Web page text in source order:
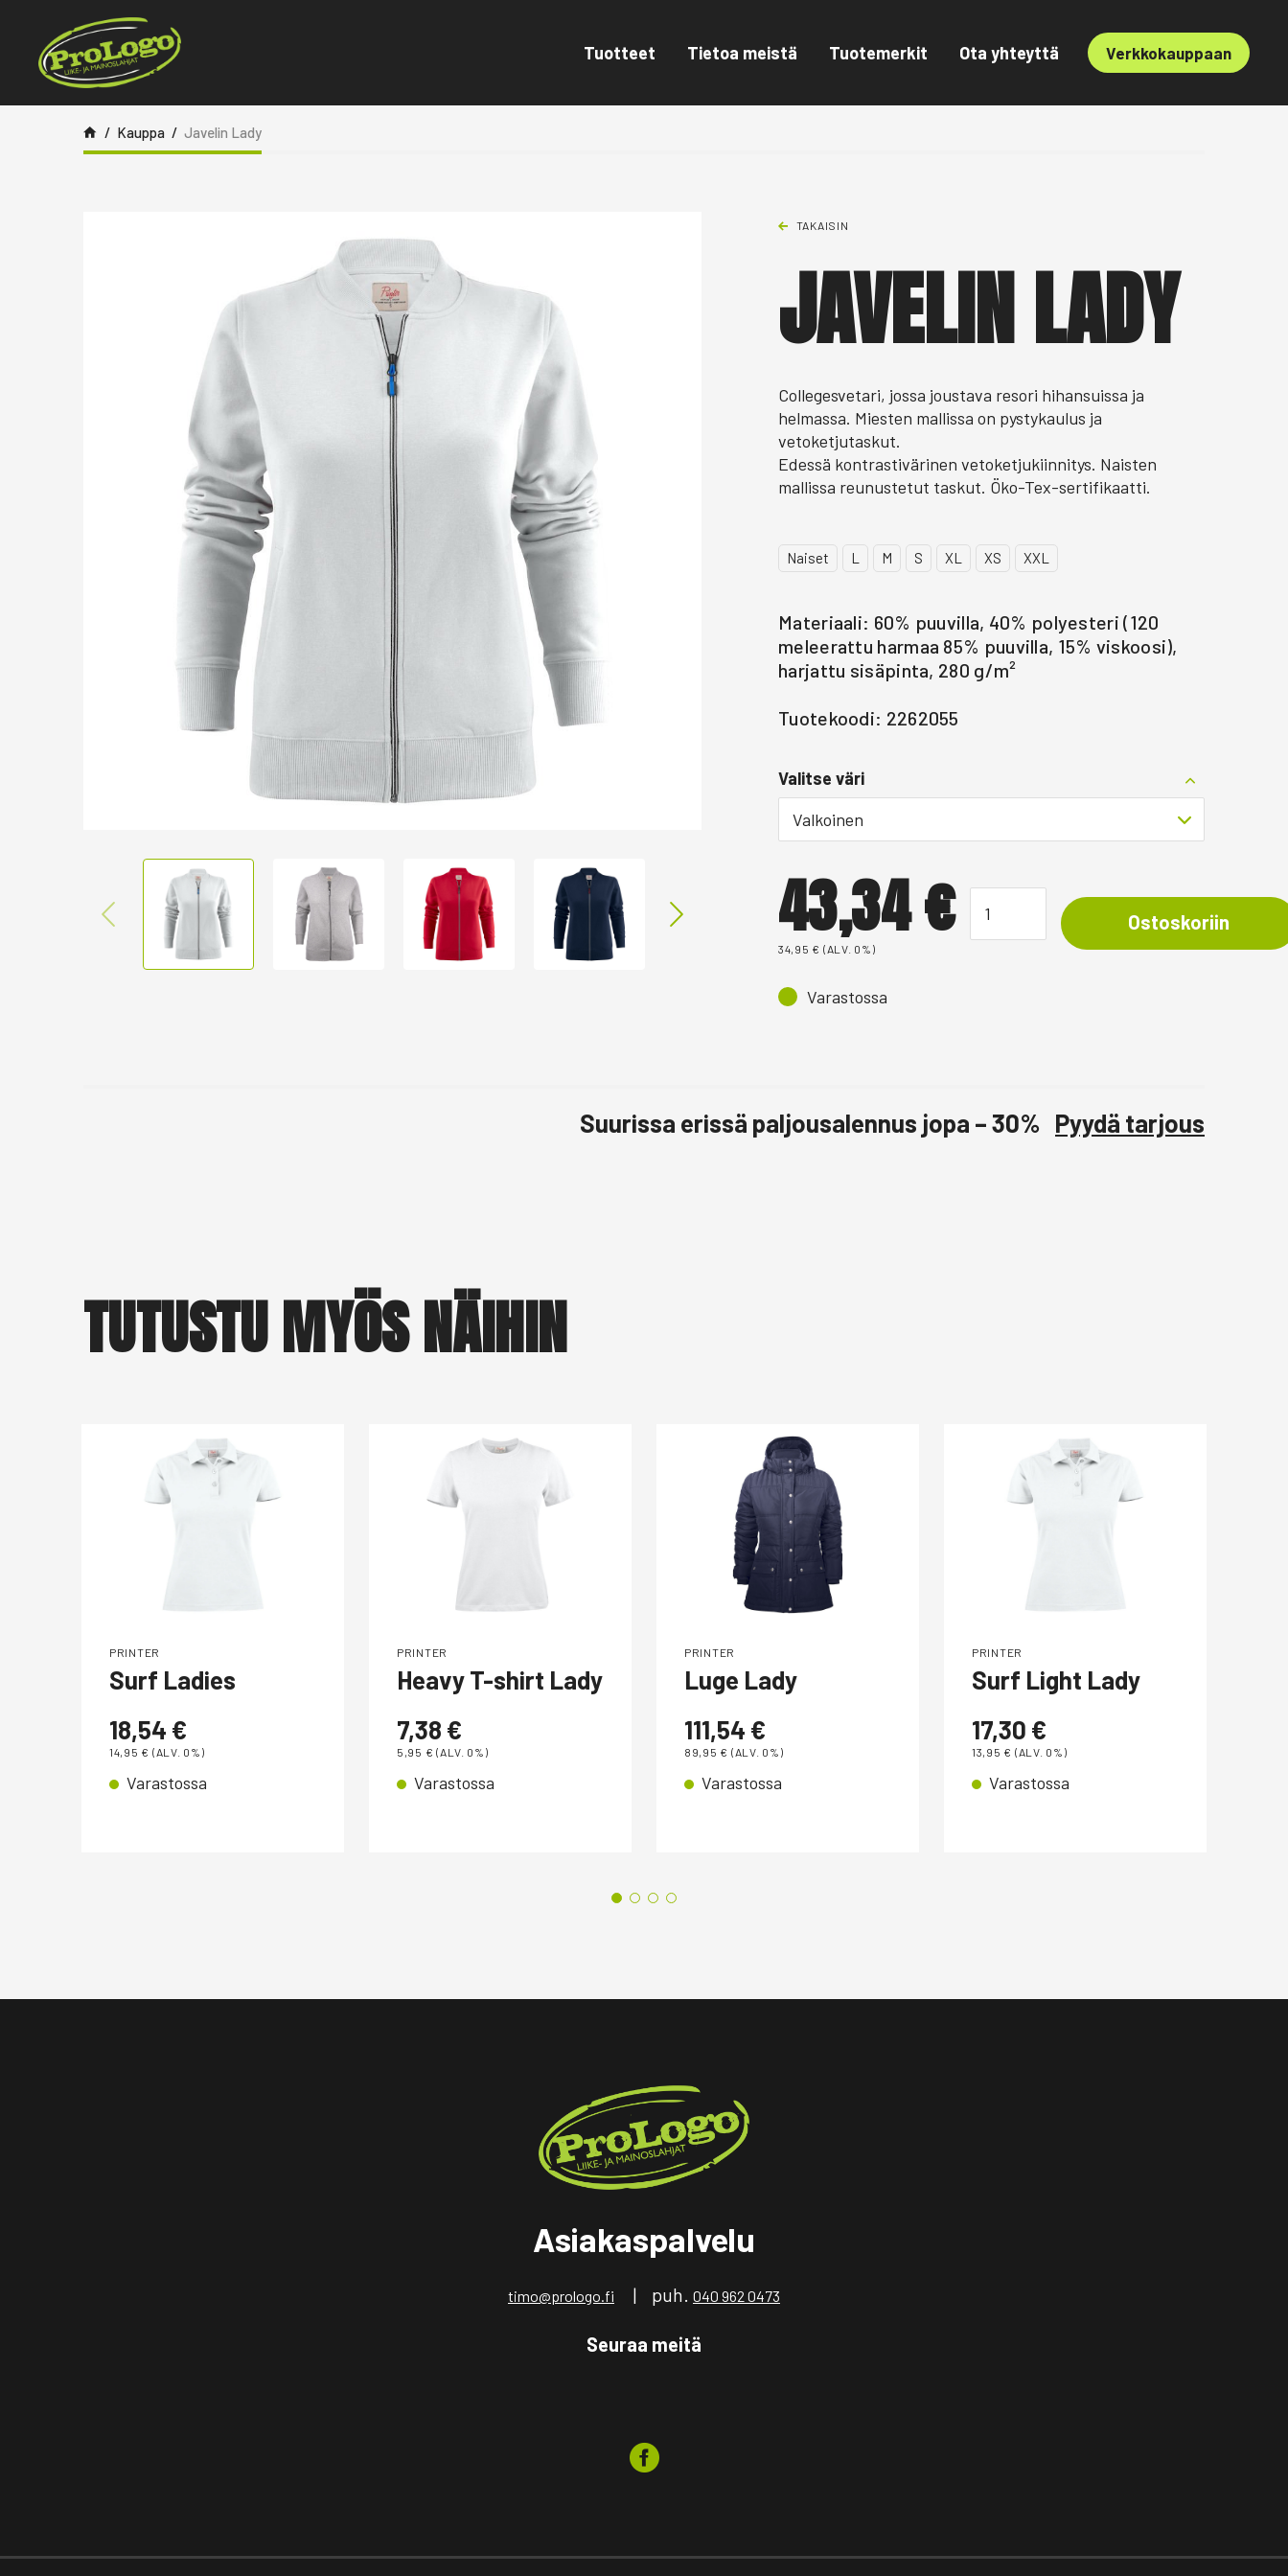
Tuotteet
Tietoa meistä Tuotemerkit Ota yhteyttä Verkkokauppaan
Kauppa Javelin Lady
TAKAISIN
JAVELIN LADY
Collegesvetari, jossa joustava resori hihansuissa ja
helmassa. Miesten mallissa on pystykaulus ja
vetoketjutaskut.
Edessä kontrastivärinen vetoketjukiinnitys. Naisten
mallissa reunustetut taskut. Öko-Tex-sertifikaatti.
Naiset L M S XL XS XXL
Materiaali: 60% puuvilla, 40% polyesteri (120
meleerattu harmaa 85% puuvilla, 15% viskoosi),
harjattu sisäpinta, 280 g/m²
Tuotekoodi: 2262055
Valitse väri
Valkoinen
43,34€
34,95 € (ALV. 0%)
Ostoskoriin
Varastossa
Suurissa erissä paljousalennus jopa – 30% Pyydä tarjous
TUTUSTU MYÖS NÄIHIN
PRINTER
Surf Ladies
18,54 €
14,95 € (ALV. 0%)
Varastossa
PRINTER
Heavy T-shirt Lady
7,38 €
5,95 € (ALV. 0%)
Varastossa
PRINTER
Luge Lady
111,54 €
89,95 € (ALV. 0%)
Varastossa
PRINTER
Surf Light Lady
17,30 €
13,95 € (ALV. 0%)
Varastossa
Asiakaspalvelu
timo@prologo.fi | puh. 040 962 0473
Seuraa meitä